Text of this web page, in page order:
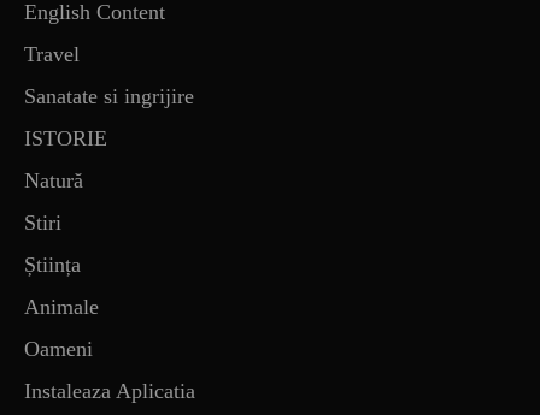
English Content
Travel
Sanatate si ingrijire
ISTORIE
Natură
Stiri
Știința
Animale
Oameni
Instaleaza Aplicatia